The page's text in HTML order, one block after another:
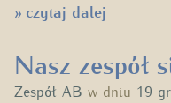
»czytaj dalej
Nasz zespół
Zespół AB w dniu 19